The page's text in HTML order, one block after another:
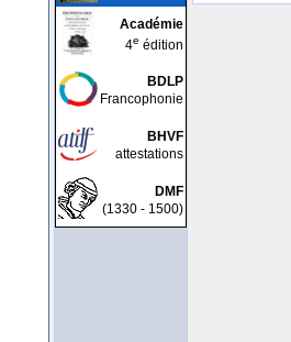
Académie
4e édition
BDLP
Francophonie
BHVF
attestations
DMF
(1330 - 1500)